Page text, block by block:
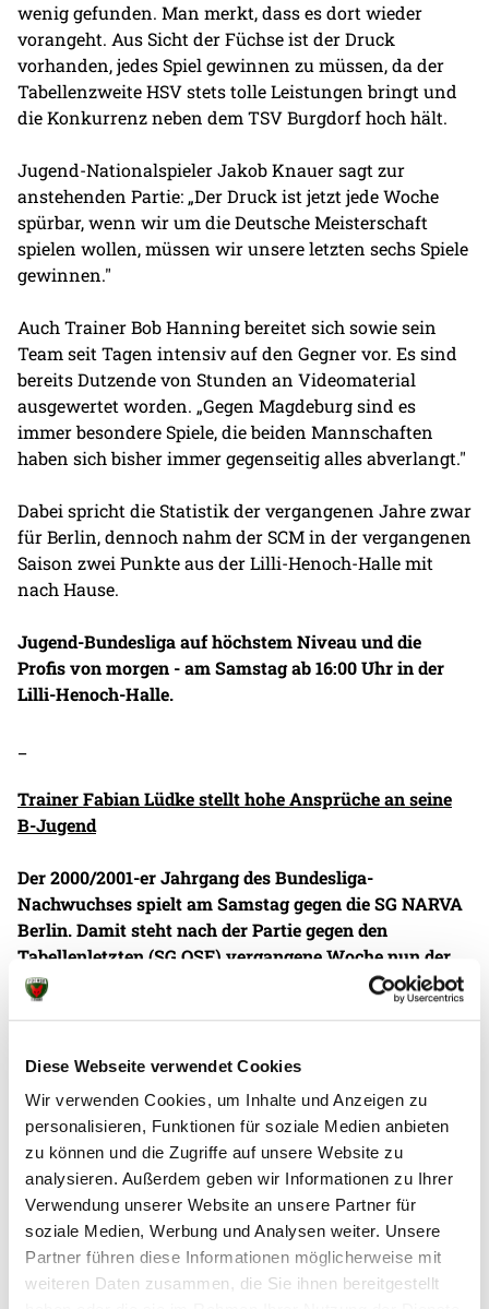
Diese Webseite verwendet Cookies
Wir verwenden Cookies, um Inhalte und Anzeigen zu
personalisieren, Funktionen für soziale Medien anbieten
zu können und die Zugriffe auf unsere Website zu
analysieren. Außerdem geben wir Informationen zu Ihrer
Verwendung unserer Website an unsere Partner für
soziale Medien, Werbung und Analysen weiter. Unsere
Partner führen diese Informationen möglicherweise mit
weiteren Daten zusammen, die Sie ihnen bereitgestellt
wenig gefunden. Man merkt, dass es dort wieder
vorangeht. Aus Sicht der Füchse ist der Druck
vorhanden, jedes Spiel gewinnen zu müssen, da der
Tabellenzweite HSV stets tolle Leistungen bringt und
die Konkurrenz neben dem TSV Burgdorf hoch hält.
Jugend-Nationalspieler Jakob Knauer sagt zur
anstehenden Partie: „Der Druck ist jetzt jede Woche
spürbar, wenn wir um die Deutsche Meisterschaft
spielen wollen, müssen wir unsere letzten sechs Spiele
gewinnen."
Auch Trainer Bob Hanning bereitet sich sowie sein
Team seit Tagen intensiv auf den Gegner vor. Es sind
bereits Dutzende von Stunden an Videomaterial
ausgewertet worden. „Gegen Magdeburg sind es
immer besondere Spiele, die beiden Mannschaften
haben sich bisher immer gegenseitig alles abverlangt."
Dabei spricht die Statistik der vergangenen Jahre zwar
für Berlin, dennoch nahm der SCM in der vergangenen
Saison zwei Punkte aus der Lilli-Henoch-Halle mit
nach Hause.
Jugend-Bundesliga auf höchstem Niveau und die
Profis von morgen - am Samstag ab 16:00 Uhr in der
Lilli-Henoch-Halle.
Trainer Fabian Lüdke stellt hohe Ansprüche an seine
B-Jugend
Der 2000/2001-er Jahrgang des Bundesliga-
Nachwuchses spielt am Samstag gegen die SG NARVA
Berlin. Damit steht nach der Partie gegen den
Tabellenletzten (SG OSF) vergangene Woche nun der
Tabellenvorletzte auf dem Programm.
Lüdke zwar deutlich mit 39:24, allerdings war das
deshalb als Zielstellung formuliert, dass wir von vorne
bis hinten eine souveräne Leistung abrufen möchten.
Gerade die Einsatz-Bereitschaft in der offensiven 3-3-
Abwehr habe zu wünschen übrig gelassen.
Das Hinspiel gegen den nun antretenden Gegner
NARVA wurde zwar überdeutlich mit 40:13 gewonnen,
jedoch sei das Ergebnis zweitrangig. „Wir wollen um